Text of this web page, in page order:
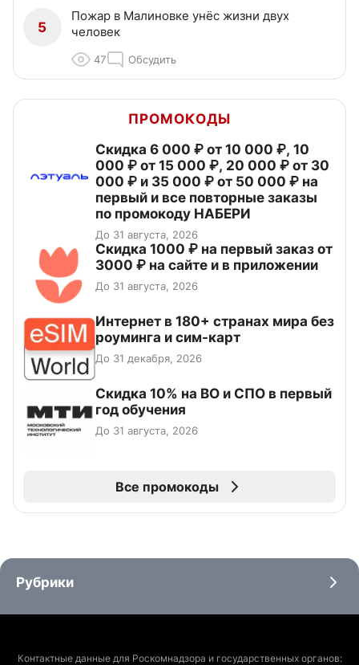
5
Пожар в Малиновке унёс жизни двух
человек
47 Обсудить
ПРОМОКОДЫ
Скидка 6 000 ₽ от 10 000 ₽, 10
000 ₽ от 15 000 ₽, 20 000 ₽ от 30
000 ₽ и 35 000 ₽ от 50 000 ₽ на
первый и все повторные заказы
по промокоду НАБЕРИ
До 31 августа, 2026
Скидка 1000 ₽ на первый заказ от
3000 ₽ на сайте и в приложении
До 31 августа, 2026
Интернет в 180+ странах мира без
роуминга и сим-карт
До 31 декабря, 2026
Скидка 10% на ВО и СПО в первый
год обучения
До 31 августа, 2026
Все промокоды
Рубрики
Контактные данные для Роскомнадзора и государственных органов: